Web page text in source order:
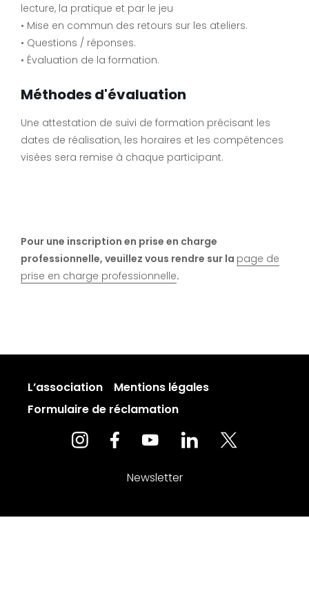
lecture, la pratique et par le jeu
• Mise en commun des retours sur les ateliers.
• Questions / réponses.
• Évaluation de la formation.
Méthodes d'évaluation
Une attestation de suivi de formation précisant les
dates de réalisation, les horaires et les compétences
visées sera remise à chaque participant.
Pour une inscription en prise en charge
professionnelle, veuillez vous rendre sur la page de
prise en charge professionnelle.
L’association
Mentions légales
Formulaire de réclamation
Newsletter